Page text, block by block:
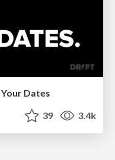
Dates
39 3.4k